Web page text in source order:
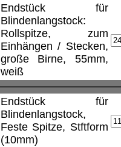
Endstück für
Blindenlangstock:
Rollspitze, zum
Einhängen / Stecken,
große Birne, 55mm,
weiß
Endstück für
Blindenlangstock,
Feste Spitze, Stftform
(10mm)